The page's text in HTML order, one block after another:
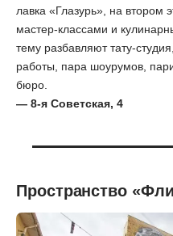
лавка «Глазурь», на втором
мастер-классами и
тему разбавляют тату-
работы, пара шоурумов,
бюро.
— 8-я Советская, 4
Пространство